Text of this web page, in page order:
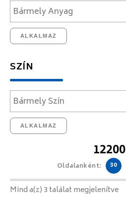
ALKALMAZ
SZÍN
ALKALMAZ
12200
Oldalanként: 30
Mind a(z) 3 találat megjelenítve